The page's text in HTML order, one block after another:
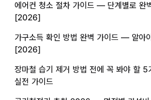
에어컨 청소 절차 가이드 — 단계별로 완
[2026]
가구소득 확인 방법 완벽 가이드 — 알아
[2026]
장마철 습기 제거 방법 전에 꼭 봐야 할
실전 가이드